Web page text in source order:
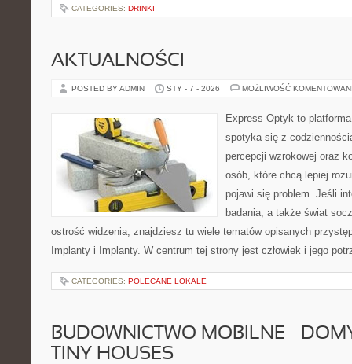
CATEGORIES: DRINKI
AKTUALNOŚCI
POSTED BY ADMIN STY - 7 - 2026 MOŻLIWOŚĆ
Express Optyk to
spotyka się z
percepcji wzrokowej oraz
osób, które chcą lepiej
pojawi się problem. Jeśli
badania, a także świat
ostrość widzenia, znajdziesz tu wiele tematów opisanych
Implanty i Implanty. W centrum tej strony jest człowiek i jego
CATEGORIES: POLECANE LOKALE
BUDOWNICTWO MOBILNE –
TINY HOUSES